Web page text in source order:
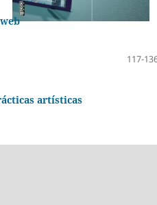
117-
para las prácticas artísticas